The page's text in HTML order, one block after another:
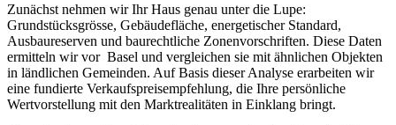
Zunächst nehmen wir Ihr Haus genau unter die Lupe:
Grundstücksgrösse, Gebäudefläche, energetischer Standard,
Ausbaureserven und baurechtliche Zonenvorschriften. Diese Daten
ermitteln wir vor Basel und vergleichen sie mit ähnlichen Objekten
in ländlichen Gemeinden. Auf Basis dieser Analyse erarbeiten wir
eine fundierte Verkaufspreisempfehlung, die Ihre persönliche
Wertvorstellung mit den Marktrealitäten in Einklang bringt.